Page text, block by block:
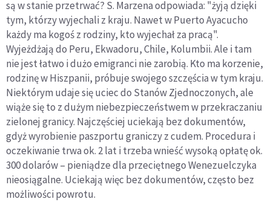
są w stanie przetrwać? S. Marzena odpowiada: "żyją dzięki
tym, którzy wyjechali z kraju. Nawet w Puerto Ayacucho
każdy ma kogoś z rodziny, kto wyjechał za pracą".
Wyjeżdżają do Peru, Ekwadoru, Chile, Kolumbii. Ale i tam
nie jest łatwo i dużo emigranci nie zarobią. Kto ma korzenie,
rodzinę w Hiszpanii, próbuje swojego szczęścia w tym kraju.
Niektórym udaje się uciec do Stanów Zjednoczonych, ale
wiąże się to z dużym niebezpieczeństwem w przekraczaniu
zielonej granicy. Najczęściej uciekają bez dokumentów,
gdyż wyrobienie paszportu graniczy z cudem. Procedura i
oczekiwanie trwa ok. 2 lat i trzeba wnieść wysoką opłatę ok.
300 dolarów – pieniądze dla przeciętnego Wenezuelczyka
nieosiągalne. Uciekają więc bez dokumentów, często bez
możliwości powrotu.